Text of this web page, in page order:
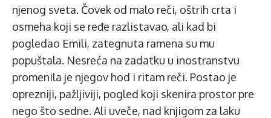
njenog sveta. Čovek od malo reči, oštrih crta i
osmeha koji se ređe razlistavao, ali kad bi
pogledao Emili, zategnuta ramena su mu
popuštala. Nesreća na zadatku u inostranstvu
promenila je njegov hod i ritam reči. Postao je
oprezniji, pažljiviji, pogled koji skenira prostor pre
nego što sedne. Ali uveče, nad knjigom za laku